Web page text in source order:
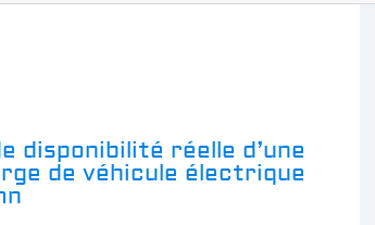
disponibilité réelle d’une
de véhicule électrique